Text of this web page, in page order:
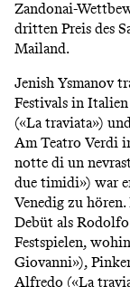
Zandonai-
dritten Preis des
Mailand.
Jenish Ysmanov
Festivals in
(«La traviata»)
Am Teatro Verdi
notte di un
due timidi») war
Venedig zu
Debüt als
Festspielen,
Giovanni»),
Alfredo («La